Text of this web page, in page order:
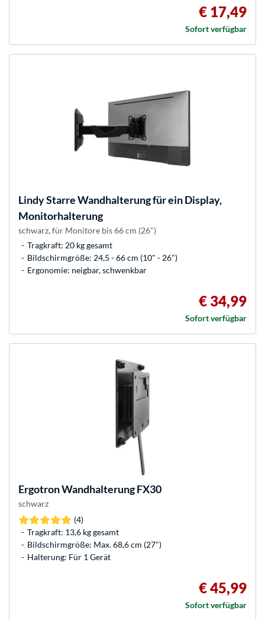
€ 17,49
Sofort verfügbar
LindyStarre Wandhalterung für ein Display,
Monitorhalterung
schwarz, für Monitore bis 66 cm (26")
Tragkraft: 20 kg gesamt
Bildschirmgröße: 24,5 - 66 cm (10" - 26")
Ergonomie: neigbar, schwenkbar
€ 34,99
Sofort verfügbar
ErgotronWandhalterung FX30
schwarz
(4)
Tragkraft: 13,6 kg gesamt
Bildschirmgröße: Max. 68,6 cm (27")
Halterung: Für 1 Gerät
€ 45,99
Sofort verfügbar